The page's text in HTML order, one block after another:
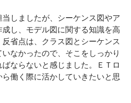
しましたが、シーケンス図やア
し、モデル図に関する知識を高
省点は、クラス図とシーケンス
なかったので、そこをしっかり
ならないと感じました。ＥＴロ
働く際に活かしていきたいと思